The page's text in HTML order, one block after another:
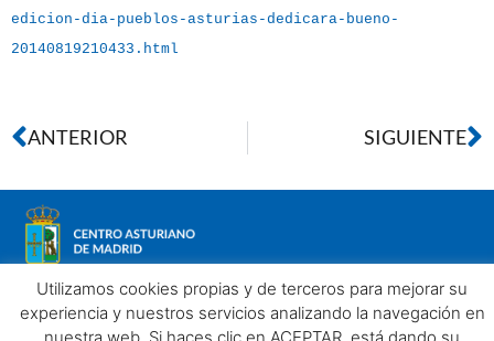
edicion-dia-pueblos-asturias-dedicara-bueno-
20140819210433.html
ANTERIOR SIGUIENTE
Utilizamos cookies propias y de terceros para mejorar su
experiencia y nuestros servicios analizando la navegación en